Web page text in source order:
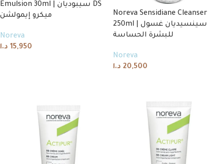
Emulsion 30ml | سيبوديان DS
ميكرو إيمولشن
Noreva
15,950 د.ا
Noreva Sensidiane Cleanser
250ml | سينسيديان غسول
للبشرة الحساسة
Noreva
20,500 د.ا